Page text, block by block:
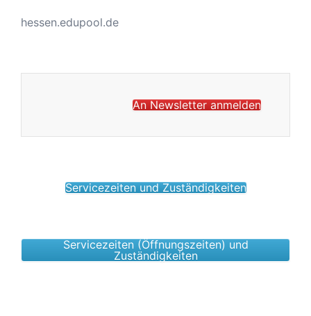
hessen.edupool.de
An Newsletter anmelden
Servicezeiten und Zuständigkeiten
Servicezeiten (Öffnungszeiten) und
Zuständigkeiten